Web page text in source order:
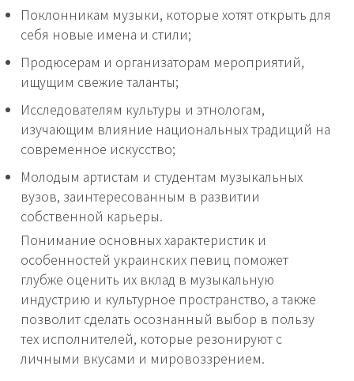
Поклонникам музыки, которые хотят открыть для
себя новые имена и стили;
Продюсерам и организаторам мероприятий,
ищущим свежие таланты;
Исследователям культуры и этнологам,
изучающим влияние национальных традиций на
современное искусство;
Молодым артистам и студентам музыкальных
вузов, заинтересованным в развитии
собственной карьеры.
Понимание основных характеристик и
особенностей украинских певиц поможет
глубже оценить их вклад в музыкальную
индустрию и культурное пространство, а также
позволит сделать осознанный выбор в пользу
тех исполнителей, которые резонируют с
личными вкусами и мировоззрением.